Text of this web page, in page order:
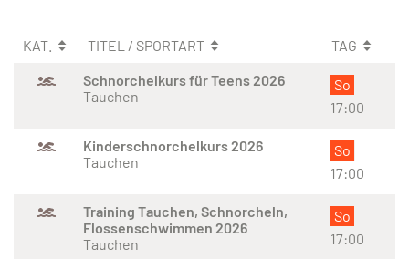
KAT. TITEL / SPORTART
TAG
Schnorchelkurs für Teens 2026
Tauchen
So
17:00
Kinderschnorchelkurs 2026
Tauchen
So
17:00
Training Tauchen, Schnorcheln,
Flossenschwimmen 2026
Tauchen
So
17:00